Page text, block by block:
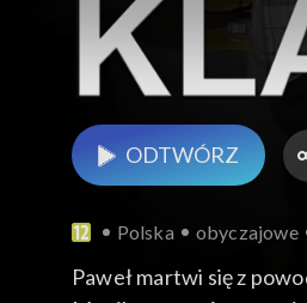
ODTWÓRZ
Polska obyczajowe
Paweł martwi się z